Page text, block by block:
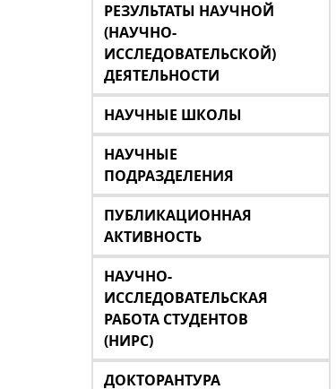
РЕЗУЛЬТАТЫ НАУЧНОЙ
(НАУЧНО-
ИССЛЕДОВАТЕЛЬСКОЙ)
ДЕЯТЕЛЬНОСТИ
НАУЧНЫЕ ШКОЛЫ
НАУЧНЫЕ
ПОДРАЗДЕЛЕНИЯ
ПУБЛИКАЦИОННАЯ
АКТИВНОСТЬ
НАУЧНО-
ИССЛЕДОВАТЕЛЬСКАЯ
РАБОТА СТУДЕНТОВ
(НИРС)
ДОКТОРАНТУРА